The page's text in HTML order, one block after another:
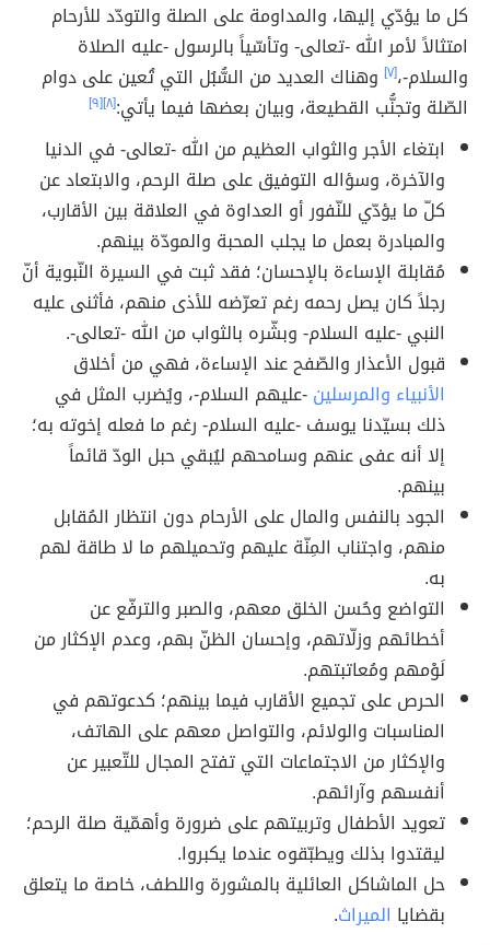
كل ما يؤدّي إليها، والمداومة على الصلة والتودّد للأرحام
امتثالاً لأمر الله -تعالى- وتأسّياً بالرسول -عليه الصلاة
والسلام-،[٧]
وهناك العديد من السُّبُل التي تُعين على دوام
الصّلة وتجنُّب القطيعة، وبيان بعضها فيما يأتي:[٨] [٩]
ابتغاء الأجر والثواب العظيم من الله -تعالى- في الدنيا
والآخرة، وسؤاله التوفيق على صلة الرحم، والابتعاد عن
كلّ ما يؤدّي للنّفور أو العداوة في العلاقة بين الأقارب،
والمبادرة بعمل ما يجلب المحبة والمودّة بينهم.
مُقابلة الإساءة بالإحسان؛ فقد ثبت في السيرة النّبوية أنّ
رجلاً كان يصل رحمه رغم تعرّضه للأذى منهم، فأثنى عليه
النبي -عليه السلام- وبشّره بالثواب من الله -تعالى-.
قبول الأعذار والصّفح عند الإساءة، فهي من أخلاق
الأنبياء والمرسلين-عليهم السلام-، ويُضرب المثل في
ذلك بسيّدنا يوسف -عليه السلام- رغم ما فعله إخوته به؛
إلا أنه عفى عنهم وسامحهم ليُبقي حبل الودّ قائماً
بينهم.
الجود بالنفس والمال على الأرحام دون انتظار المُقابل
منهم، واجتناب المِنّة عليهم وتحميلهم ما لا طاقة لهم
به.
التواضع وحُسن الخلق معهم، والصبر والترفّع عن
أخطائهم وزلّاتهم، وإحسان الظنّ بهم، وعدم الإكثار من
لَوْمهم ومُعاتبتهم.
الحرص على تجميع الأقارب فيما بينهم؛ كدعوتهم في
المناسبات والولائم، والتواصل معهم على الهاتف،
والإكثار من الاجتماعات التي تفتح المجال للتّعبير عن
أنفسهم وآرائهم.
تعويد الأطفال وتربيتهم على ضرورة وأهمّية صلة الرحم؛
ليقتدوا بذلك ويطبّقوه عندما يكبروا.
حل الماشاكل العائلية بالمشورة واللطف، خاصة ما يتعلق
بقضايا الميراث.